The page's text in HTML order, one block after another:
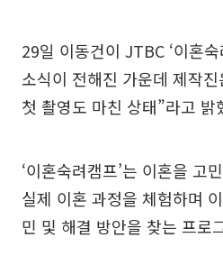
29일 이동건이 JTBC ‘이혼
소식이 전해진 가운데 제작
첫 촬영도 마친 상태”라고 밝
‘이혼숙려캠프’는 이혼을 고
실제 이혼 과정을 체험하며
민 및 해결 방안을 찾는 프로